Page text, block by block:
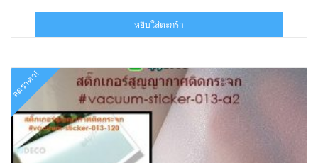
was:
฿840.00.฿319.00.
หยิบใส่ตะกร้า
ลดราคา!